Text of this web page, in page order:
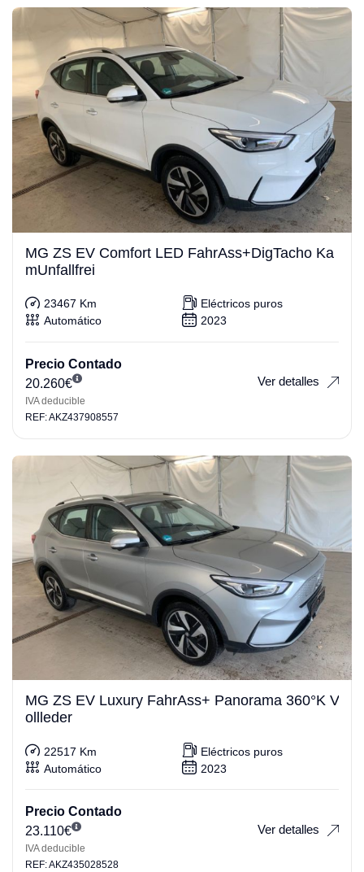
MG ZS EV Comfort LED FahrAss+DigTacho Ka
mUnfallfrei
23467 Km
Eléctricos puros
Automático
2023
Precio Contado
20.260€
IVA deducible
Ver detalles
REF: AKZ437908557
MG ZS EV Luxury FahrAss+ Panorama 360°K V
ollleder
22517 Km
Eléctricos puros
Automático
2023
Precio Contado
23.110€
IVA deducible
Ver detalles
REF: AKZ435028528